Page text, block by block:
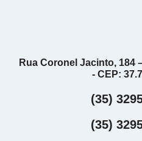
Rua Coronel Jacinto, 184
- CEP:
(35)
(35)